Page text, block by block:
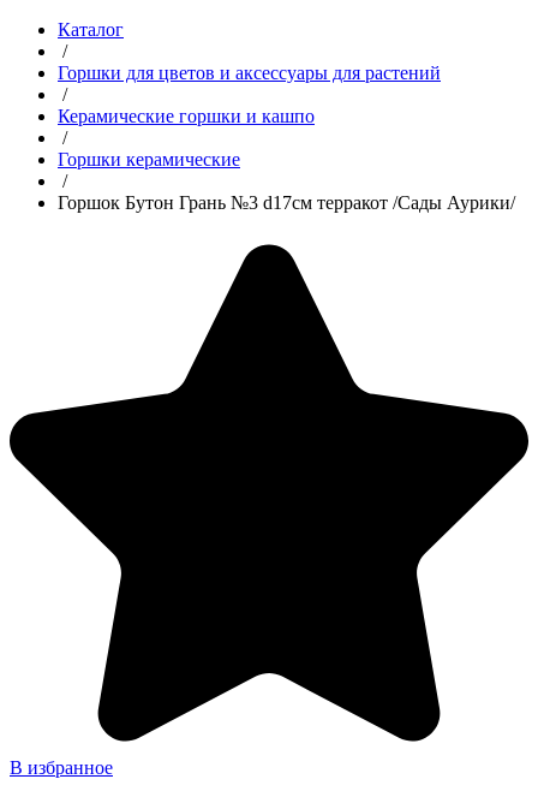
Каталог
/
Горшки для цветов и аксессуары для растений
/
Керамические горшки и кашпо
/
Горшки керамические
/
Горшок Бутон Грань №3 d17см терракот /Сады Аурики/
В избранное